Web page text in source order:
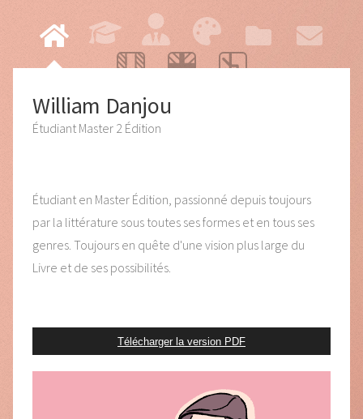
William Danjou
Étudiant Master 2 Édition
Étudiant en Master Édition, passionné depuis toujours
par la littérature sous toutes ses formes et en tous ses
genres. Toujours en quête d'une vision plus large du
Livre et de ses possibilités.
Télécharger la version PDF